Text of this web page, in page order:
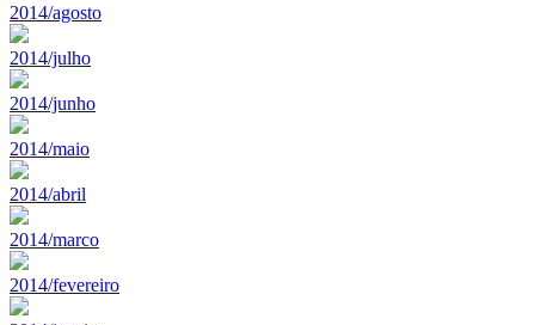
2014/agosto
2014/julho
2014/junho
2014/maio
2014/abril
2014/marco
2014/fevereiro